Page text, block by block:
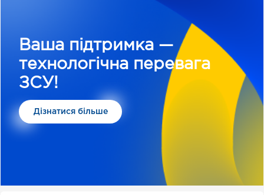
Ваша підтримка —
технологічна перевага
ЗСУ!
Дізнатися більше